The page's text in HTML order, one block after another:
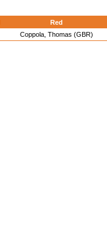
Red
Coppola, Thomas (GBR)